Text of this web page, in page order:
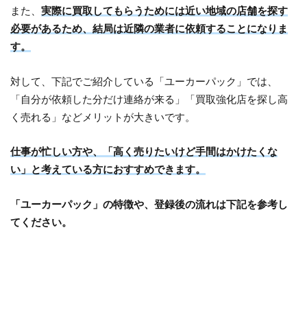
また、実際に買取してもらうためには近い地域の店舗を探す
必要があるため、結局は近隣の業者に依頼することになりま
す。
対して、下記でご紹介している「ユーカーパック」では、
「自分が依頼した分だけ連絡が来る」「買取強化店を探し高
く売れる」などメリットが大きいです。
仕事が忙しい方や、「高く売りたいけど手間はかけたくな
い」と考えている方におすすめできます。
「ユーカーパック」の特徴や、登録後の流れは下記を参考し
てください。